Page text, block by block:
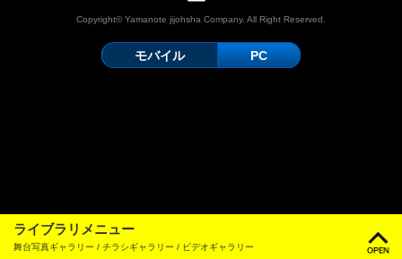
ライブラリメニュー
舞台写真ギャラリー / チラシギャラリー / ビデオギャラリー
Copyright© Yamanote jijohsha Company. All Right Reserved.
モバイル PC